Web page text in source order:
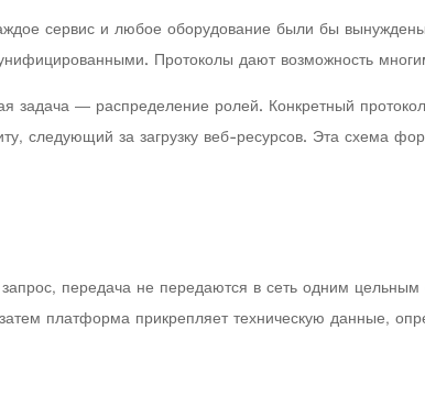
сервис и любое оборудование были бы
Протоколы дают возможность
задача — распределение ролей. Конкретный
следующий за загрузку веб-ресурсов. Эта схема
передача не передаются в сеть одним
платформа прикрепляет техническую данные,